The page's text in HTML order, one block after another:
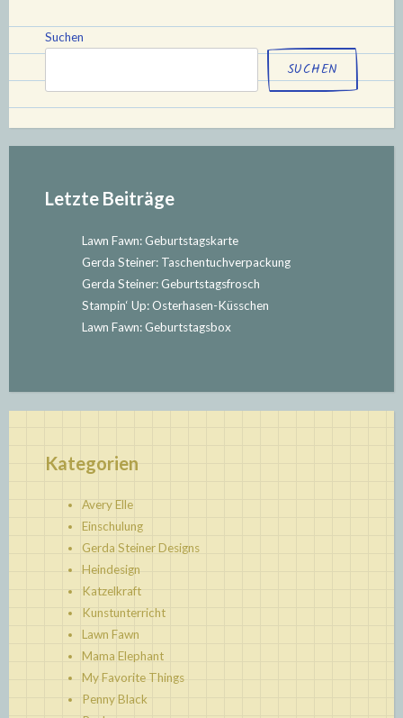
Suchen
SUCHEN
Letzte Beiträge
Lawn Fawn: Geburtstagskarte
Gerda Steiner: Taschentuchverpackung
Gerda Steiner: Geburtstagsfrosch
Stampin‘ Up: Osterhasen-Küsschen
Lawn Fawn: Geburtstagsbox
Kategorien
Avery Elle
Einschulung
Gerda Steiner Designs
Heindesign
Katzelkraft
Kunstunterricht
Lawn Fawn
Mama Elephant
My Favorite Things
Penny Black